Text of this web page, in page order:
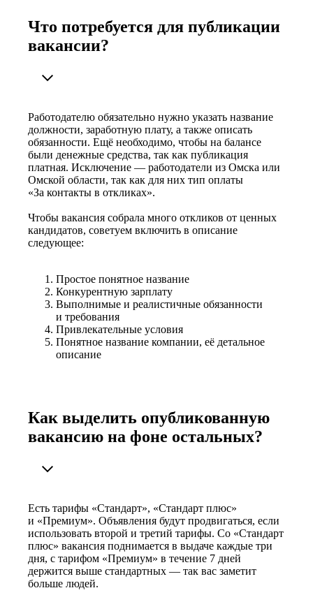
Что потребуется для публикации
вакансии?
Работодателю обязательно нужно указать название
должности, заработную плату, а также описать
обязанности. Ещё необходимо, чтобы на балансе
были денежные средства, так как публикация
платная. Исключение — работодатели из Омска или
Омской области, так как для них тип оплаты
«За контакты в откликах».
Чтобы вакансия собрала много откликов от ценных
кандидатов, советуем включить в описание
следующее:
Простое понятное название
Конкурентную зарплату
Выполнимые и реалистичные обязанности
и требования
Привлекательные условия
Понятное название компании, её детальное
описание
Как выделить опубликованную
вакансию на фоне остальных?
Есть тарифы «Стандарт», «Стандарт плюс»
и «Премиум». Объявления будут продвигаться, если
использовать второй и третий тарифы. Со «Стандарт
плюс» вакансия поднимается в выдаче каждые три
дня, с тарифом «Премиум» в течение 7 дней
держится выше стандартных — так вас заметит
больше людей.